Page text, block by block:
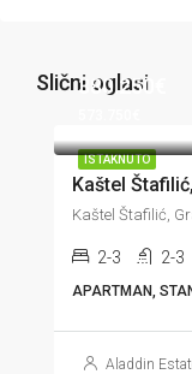
Slični oglasi
ISTAKNUTO
380.250€
2-3 2-3
APARTMAN,
Aladdin